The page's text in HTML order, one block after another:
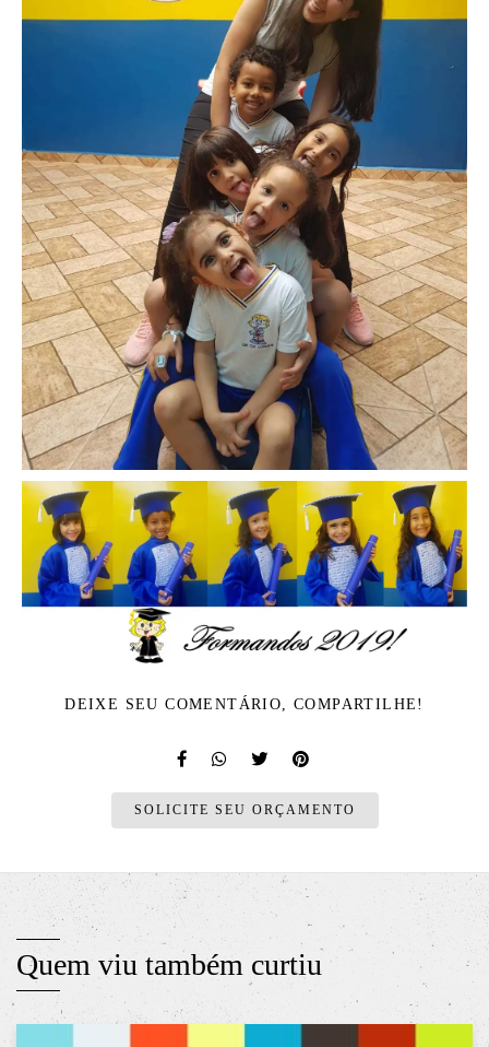
DEIXE SEU COMENTÁRIO, COMPARTILHE!
SOLICITE SEU ORÇAMENTO
Quem viu também curtiu